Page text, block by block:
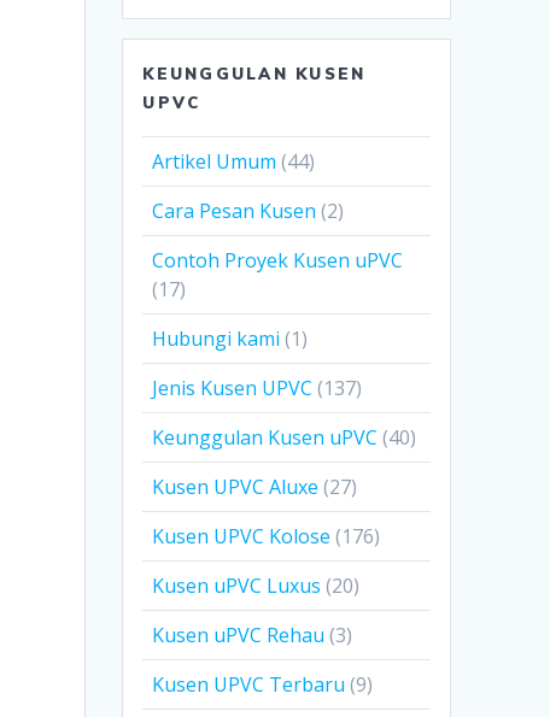
KEUNGGULAN KUSEN
UPVC
Artikel Umum (44)
Cara Pesan Kusen (2)
Contoh Proyek Kusen uPVC
(17)
Hubungi kami (1)
Jenis Kusen UPVC (137)
Keunggulan Kusen uPVC (40)
Kusen UPVC Aluxe (27)
Kusen UPVC Kolose (176)
Kusen uPVC Luxus (20)
Kusen uPVC Rehau (3)
Kusen UPVC Terbaru (9)